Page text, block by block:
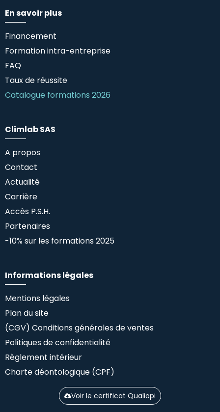
En savoir plus
Financement
Formation intra-entreprise
FAQ
Taux de réussite
Catalogue formations 2026
Climlab SAS
A propos
Contact
Actualité
Carrière
Accès P.S.H.
Partenaires
-10% sur les formations 2025
Informations légales
Mentions légales
Plan du site
(CGV) Conditions générales de ventes
Politiques de confidentialité
Règlement intérieur
Charte déontologique (CPF)
Voir le certificat Qualiopi